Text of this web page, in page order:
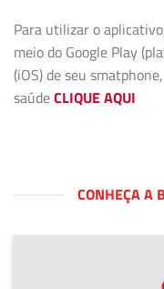
Para utilizar o
meio do Google Play
(iOS) de seu
saúdeCLIQUE AQUI
CONHEÇA A